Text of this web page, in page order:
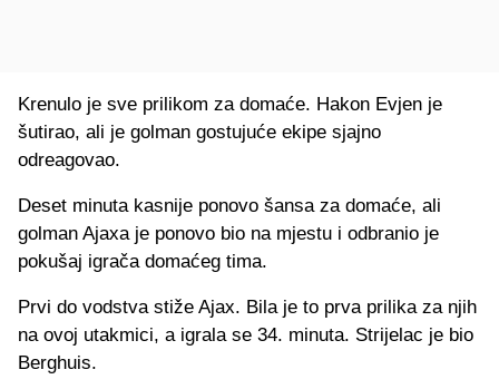
Krenulo je sve prilikom za domaće. Hakon Evjen je
šutirao, ali je golman gostujuće ekipe sjajno
odreagovao.
Deset minuta kasnije ponovo šansa za domaće, ali
golman Ajaxa je ponovo bio na mjestu i odbranio je
pokušaj igrača domaćeg tima.
Prvi do vodstva stiže Ajax. Bila je to prva prilika za njih
na ovoj utakmici, a igrala se 34. minuta. Strijelac je bio
Berghuis.